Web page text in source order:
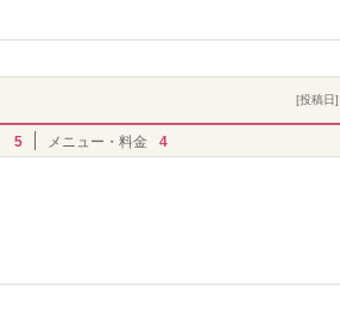
[投稿日
5 メニュー・料金 4